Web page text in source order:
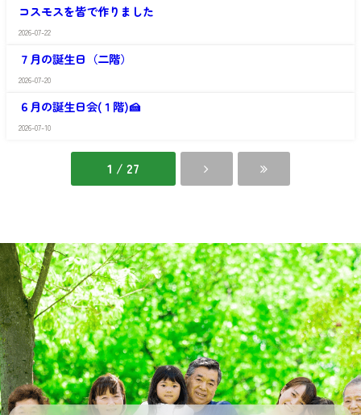
歌
山
館
や
か
歌
館
コスモスを皆で作りました
2026-07-22
わ
か
歌
山
館
７月の誕生日（二階）
2026-07-20
や
か
６月の誕生日会(１階)🍰
2026-07-10
1 / 27